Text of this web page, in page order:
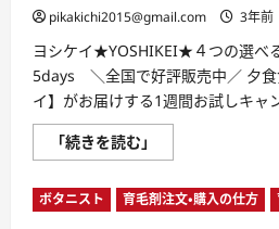
pikakichi2015@gmail.com 3年前
ヨシケイ★YOSHIKEI★４つの選べ
5days ＼全国で好評販売中／ 夕
イ】がお届けする1週間お試しキャ
「続きを読む」
食
材
宅
配
ボタニスト 育毛剤注文・購入の仕方